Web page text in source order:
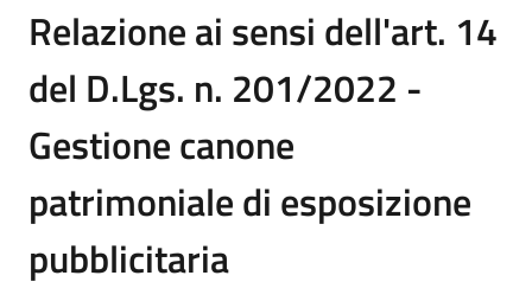
Relazione ai sensi dell'art. 14
del D.Lgs. n. 201/2022 -
Gestione canone
patrimoniale di esposizione
pubblicitaria